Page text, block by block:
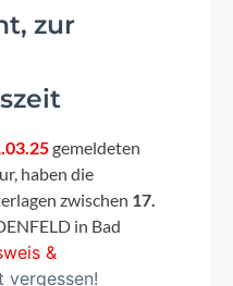
zur
gemeldeten
haben die
zwischen 17.
in Bad
&
vergessen!